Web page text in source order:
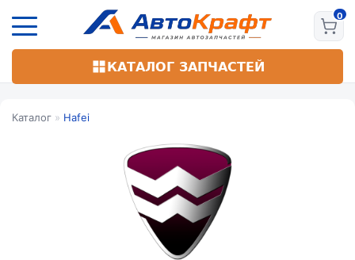
основному
КАТАЛОГ ЗАПЧАСТЕЙ
Каталог » Hafei